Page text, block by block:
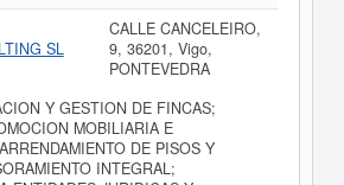
SL
CALLE CANCELEIRO,
9, 36201, Vigo,
PONTEVEDRA
Y GESTION DE FINCAS;
MOBILIARIA E
DE PISOS Y
INTEGRAL;